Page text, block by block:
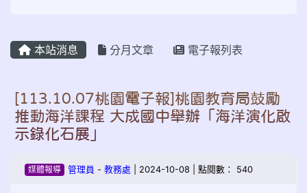
本站消息 分月文章 電子報列表
[113.10.07桃園電子報]桃園教育局鼓勵
推動海洋課程 大成國中舉辦「海洋演化啟
示錄化石展」
媒體報導 管理員 - 教務處 | 2024-10-08 | 點閱數： 540